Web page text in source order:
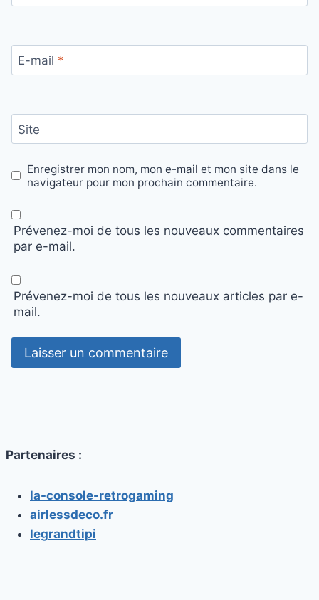
E-mail *
Site
Enregistrer mon nom, mon e-mail et mon site dans le
navigateur pour mon prochain commentaire.
Prévenez-moi de tous les nouveaux commentaires
par e-mail.
Prévenez-moi de tous les nouveaux articles par e-
mail.
Partenaires :
la-console-retrogaming
airlessdeco.fr
legrandtipi